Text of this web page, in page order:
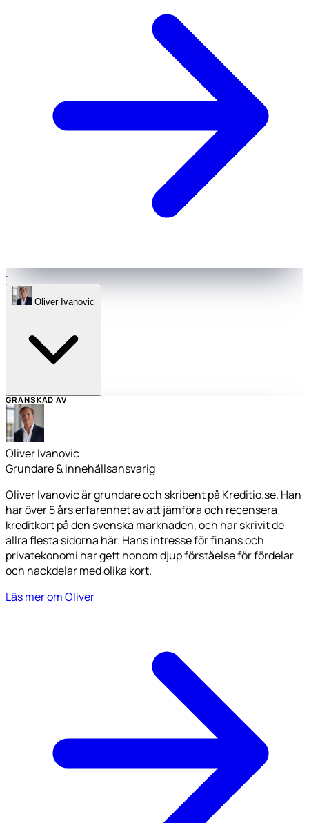
·
Oliver Ivanovic
GRANSKAD AV
Oliver Ivanovic
Grundare & innehållsansvarig
Oliver Ivanovic är grundare och skribent på Kreditio.se. Han
har över 5 års erfarenhet av att jämföra och recensera
kreditkort på den svenska marknaden, och har skrivit de
allra flesta sidorna här. Hans intresse för finans och
privatekonomi har gett honom djup förståelse för fördelar
och nackdelar med olika kort.
Läs mer om Oliver